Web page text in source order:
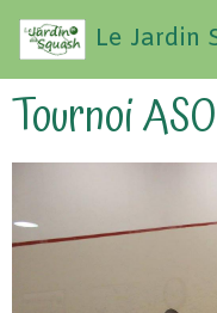
Le Jardin
Tournoi